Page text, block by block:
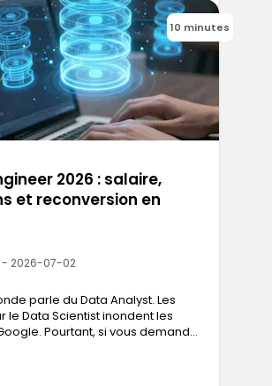
10 minutes
2026 : salaire,
et reconversion en
- 2026-07-02
parle du Data Analyst. Les
le Data Scientist inondent les
Pourtant, si vous demandez